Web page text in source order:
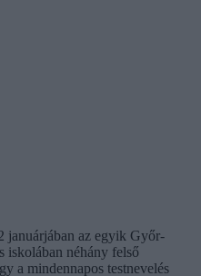
januárjában az egyik Győr-
iskolában néhány felső
a mindennapos testnevelés